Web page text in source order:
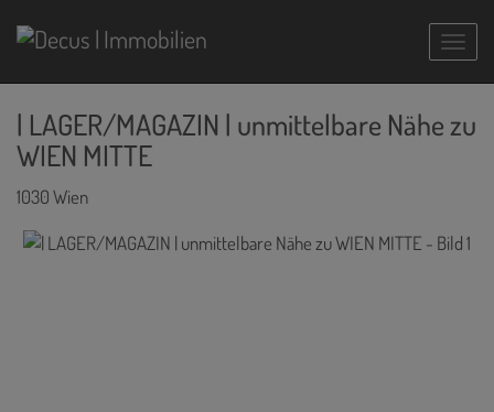
| LAGER/MAGAZIN | unmittelbare Nähe zu
WIEN MITTE
1030 Wien